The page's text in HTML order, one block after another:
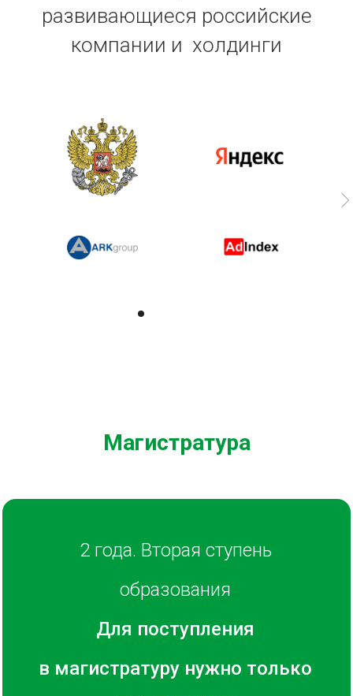
развивающиеся российские
компании и холдинги
2 года. Вторая ступень
образования
Для поступления
в магистратуру нужно только